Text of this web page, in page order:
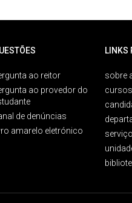
ao reitor
ao provedor do
de denúncias
amarelo eletrónico
LINKS
sobre
cursos